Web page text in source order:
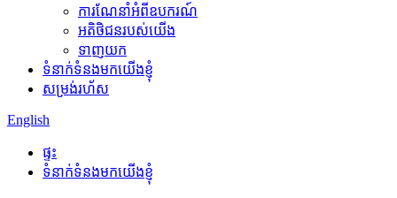
ការណែនាំអំពីឧបករណ៍
អតិថិជនរបស់យើង
ទាញយក
ទំនាក់ទំនងមកយើងខ្ញុំ
សម្រង់រហ័ស
English
ផ្ទះ
ទំនាក់ទំនងមកយើងខ្ញុំ